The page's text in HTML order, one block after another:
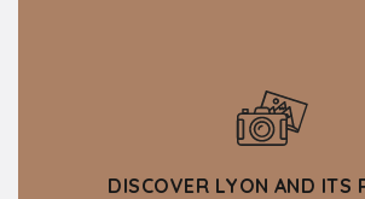
DISCOVER LYON AND ITS